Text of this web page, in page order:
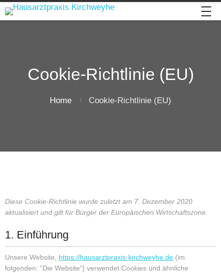
Cookie-Richtlinie (EU)
Home Cookie-Richtlinie (EU)
Diese Cookie-Richtlinie wurde zuletzt am 7. Dezember 2020
aktualisiert und gilt für Bürger der Europäischen Wirtschaftszone.
1. Einführung
Unsere Website, https://hausarztpraxis-kirchweyhe.de (im
folgenden: “Die Website”) verwendet Cookies und ähnliche